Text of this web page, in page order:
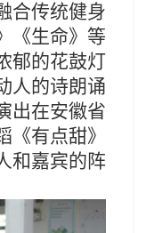
合传统健身
《生命》等
郁的花鼓灯
人的诗朗诵
出在安徽省
《有点甜》
和嘉宾的阵